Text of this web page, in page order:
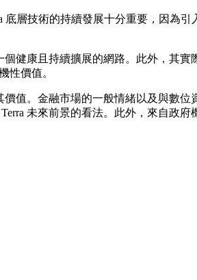
層技術的持續發展十分重要，因為
健康且持續擴展的網路。此外，其
性價值。
值。金融市場的一般情緒以及與數
未來前景的看法。此外，來自政